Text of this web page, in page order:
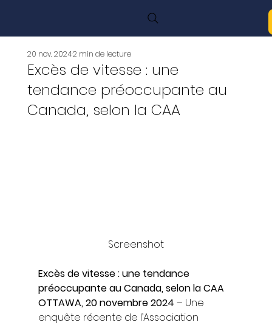
Excès de vitesse : une
tendance préoccupante au
Canada, selon la CAA
20 nov. 20242 min de lecture
Screenshot
Excès de vitesse : une tendance
préoccupante au Canada, selon la CAA
OTTAWA, 20 novembre 2024 – Une
enquête récente de l’Association